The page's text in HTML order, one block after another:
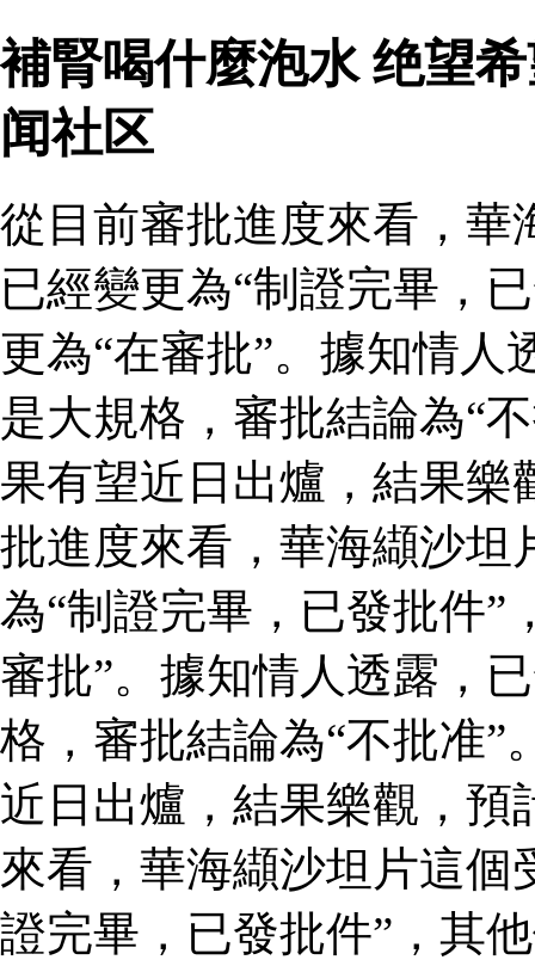
補腎喝什麼泡水 绝望
闻社区
從目前審批進度來看，華
已經變更為“制證完畢，
更為“在審批”。據知情
是大規格，審批結論為“
果有望近日出爐，結果樂
批進度來看，華海纈沙坦
為“制證完畢，已發批件”
審批”。據知情人透露，
格，審批結論為“不批准”
近日出爐，結果樂觀，預
來看，華海纈沙坦片這個
證完畢，已發批件”，其